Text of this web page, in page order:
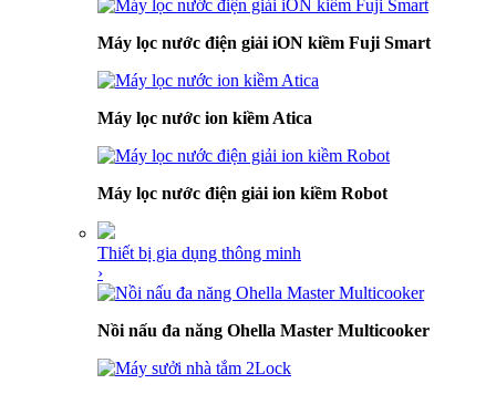
Máy lọc nước điện giải iON kiềm Fuji Smart
Máy lọc nước ion kiềm Atica
Máy lọc nước điện giải ion kiềm Robot
Thiết bị gia dụng thông minh
›
Nồi nấu đa năng Ohella Master Multicooker